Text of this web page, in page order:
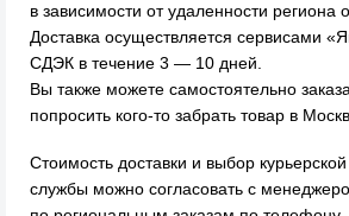
в зависимости от удаленности региона
Доставка осуществляется сервисами
СДЭК в течение 3 — 10 дней.
Вы также можете самостоятельно
попросить кого-то забрать товар в
Стоимость доставки и выбор курьерской
службы можно согласовать с